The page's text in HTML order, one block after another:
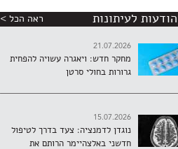
הודעות לעיתונות ראה הכל >
21.07.2026
מחקר חדש: ויאגרה עשויה להפחית
גרורות בחולי סרטן
15.07.2026
נוגדן לדמנציה: צעד בדרך לטיפול
חדשני באלצהיימר הרותם את